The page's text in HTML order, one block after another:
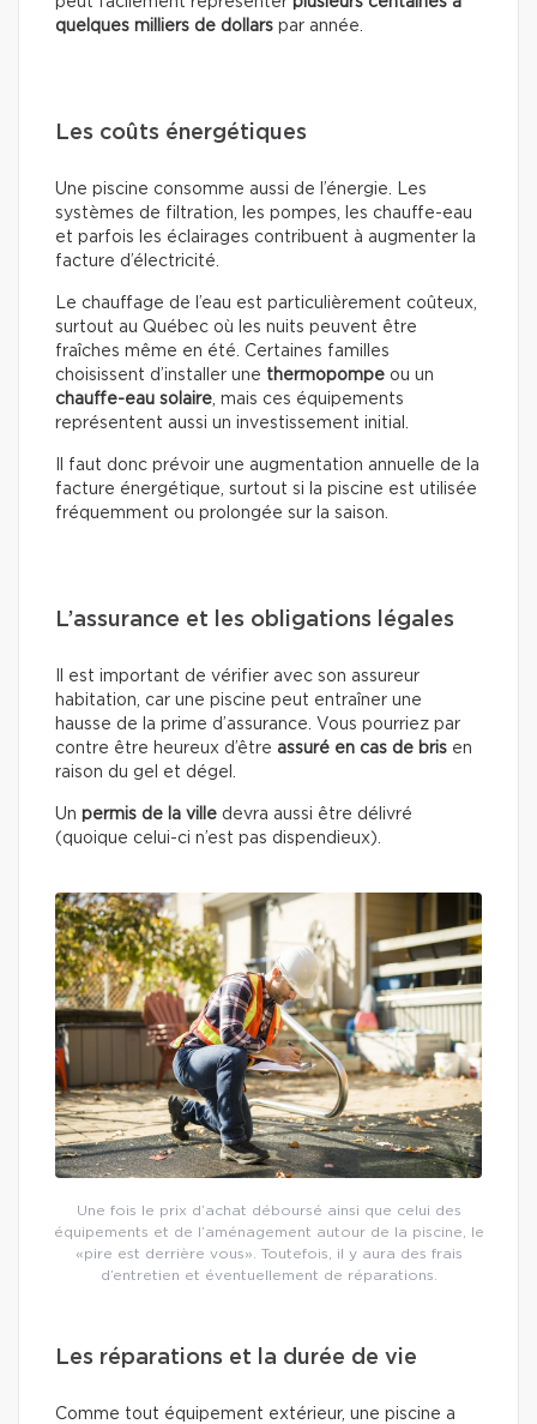
quelques milliers de dollars par année.
Les coûts énergétiques
Une piscine consomme aussi de l’énergie. Les
systèmes de filtration, les pompes, les chauffe-eau
et parfois les éclairages contribuent à augmenter la
facture d’électricité.
Le chauffage de l’eau est particulièrement coûteux,
surtout au Québec où les nuits peuvent être
fraîches même en été. Certaines familles
choisissent d’installer une thermopompe ou un
chauffe-eau solaire, mais ces équipements
représentent aussi un investissement initial.
Il faut donc prévoir une augmentation annuelle de la
facture énergétique, surtout si la piscine est utilisée
fréquemment ou prolongée sur la saison.
L’assurance et les obligations légales
Il est important de vérifier avec son assureur
habitation, car une piscine peut entraîner une
hausse de la prime d’assurance. Vous pourriez par
contre être heureux d’être assuré en cas de bris en
raison du gel et dégel.
Un permis de la ville devra aussi être délivré
(quoique celui-ci n’est pas dispendieux).
Une fois le prix d’achat déboursé ainsi que celui des
équipements et de l’aménagement autour de la piscine, le
«pire est derrière vous». Toutefois, il y aura des frais
d’entretien et éventuellement de réparations.
Les réparations et la durée de vie
Comme tout équipement extérieur, une piscine a